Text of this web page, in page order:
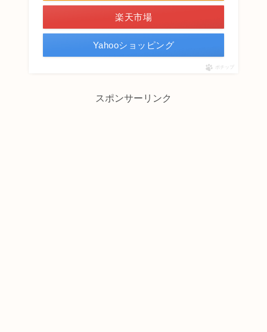
楽天市場
Yahooショッピング
ポチップ
スポンサーリンク